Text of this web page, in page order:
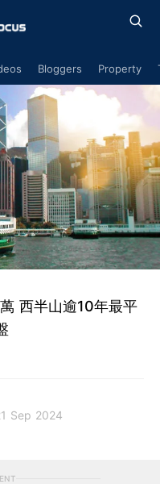
Bloggers Property
西半山逾10年最平
Sep 2024